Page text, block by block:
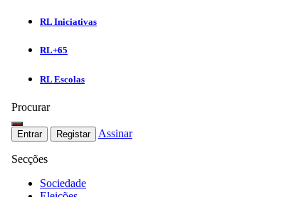
RL Iniciativas
RL+65
RL Escolas
Procurar
Entrar Registar Assinar
Secções
Sociedade